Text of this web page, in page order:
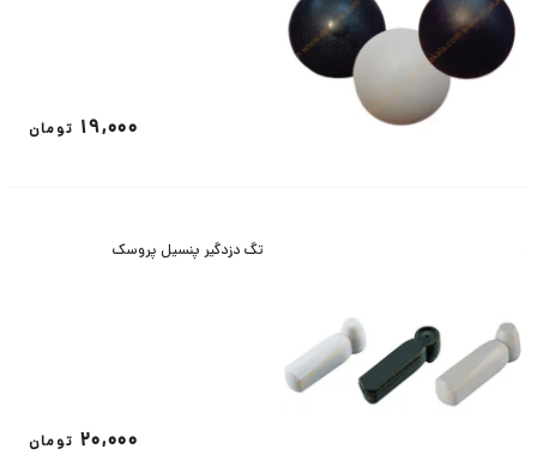
19,000 تومان
تگ دزدگیر پنسیل پروسک
20,000 تومان